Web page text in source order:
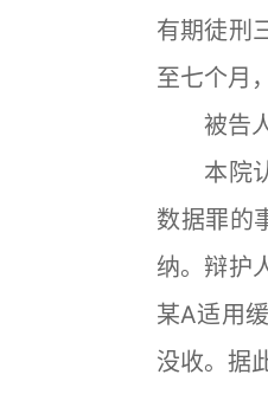
有期徒刑
至七个月
被告人
本院认
数据罪的
纳。辩护
某A适用
没收。据